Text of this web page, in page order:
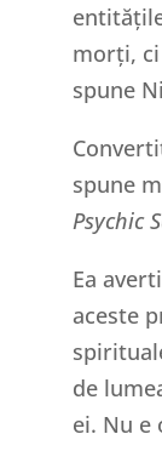
morți,
spune
spune
Psychic
Ea
aceste
de
ei. Nu e